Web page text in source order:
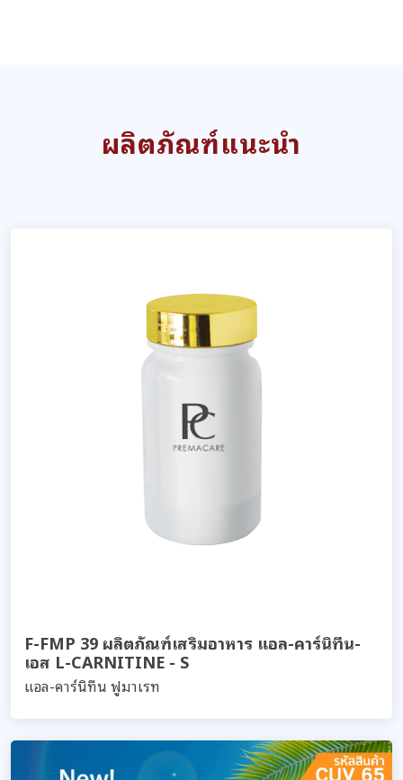
ผลิตภัณฑ์แนะนำ
F-FMP 39 ผลิตภัณฑ์เสริมอาหาร แอล-คาร์นิทีน-
เอส L-CARNITINE - S
แอล-คาร์นิทีน ฟูมาเรท